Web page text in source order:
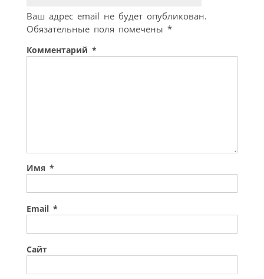
Ваш адрес email не будет опубликован.
Обязательные поля помечены *
Комментарий *
Имя *
Email *
Сайт